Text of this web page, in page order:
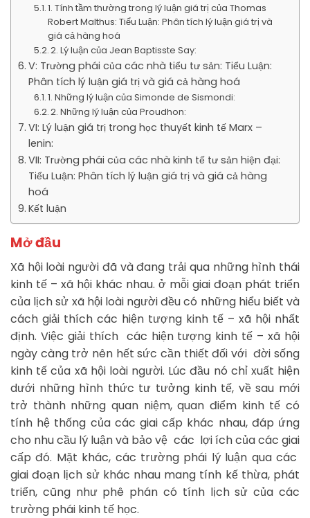
1. Tính tầm thường trong lý luận giá trị của Thomas
Robert Malthus: Tiểu Luận: Phân tích lý luận giá trị và
giá cả hàng hoá
2. Lý luận của Jean Baptisste Say:
V: Trường phái của các nhà tiểu tư sản: Tiểu Luận:
Phân tích lý luận giá trị và giá cả hàng hoá
1. Những lý luận của Simonde de Sismondi:
2. Những lý luận của Proudhon:
VI: Lý luận giá trị trong học thuyết kinh tế Marx –
lenin:
VII: Trường phái của các nhà kinh tế tư sản hiện đại:
Tiểu Luận: Phân tích lý luận giá trị và giá cả hàng
hoá
Kết luận
Mở đầu
Xã hội loài người đã và đang trải qua những hình thái
kinh tế – xã hội khác nhau. ở mỗi giai đoạn phát triển
của lịch sử xã hội loài người đều có những hiểu biết và
cách giải thích các hiện tượng kinh tế – xã hội nhất
định. Việc giải thích các hiện tượng kinh tế – xã hội
ngày càng trở nên hết sức cần thiết đối với đời sống
kinh tế của xã hội loài người. Lúc đầu nó chỉ xuất hiện
dưới những hình thức tư tưởng kinh tế, về sau mới
trở thành những quan niệm, quan điểm kinh tế có
tính hệ thống của các giai cấp khác nhau, đáp ứng
cho nhu cầu lý luận và bảo vệ các lợi ích của các giai
cấp đó. Mặt khác, các trường phái lý luận qua các
giai đoạn lịch sử khác nhau mang tính kế thừa, phát
triển, cũng như phê phán có tính lịch sử của các
trường phái kinh tế học.